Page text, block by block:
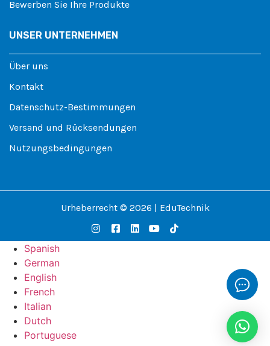
Bewerben Sie Ihre Produkte
UNSER UNTERNEHMEN
Über uns
Kontakt
Datenschutz-Bestimmungen
Versand und Rücksendungen
Nutzungsbedingungen
Urheberrecht © 2026 | EduTechnik
Spanish
German
English
French
Italian
Dutch
Portuguese